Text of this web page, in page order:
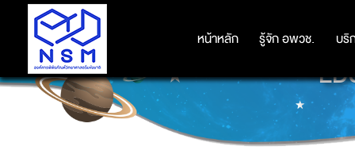
หน้าหลัก รู้จัก อพวช. บริ
หน้าหลัก รู้จัก อพวช. บริ
ผศ.ดร.รวิน ระวิวงศ์ ผู้อำนวยการ
ประเมินและได้รับการรับรอ